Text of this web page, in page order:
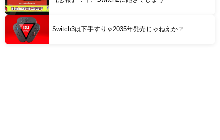
Switch3は下手すりゃ2035年発売じゃねえか？